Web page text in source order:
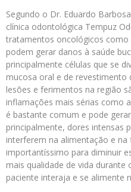
Segundo o Dr. Eduardo
clínica odontológica Tempuz
tratamentos oncológicos
podem gerar danos à saúde
principalmente células que se
mucosa oral e de revestimento
lesões e ferimentos na região
inflamações mais sérias como
é bastante comum e pode
principalmente, dores intensas
interferem na alimentação e
importantíssimo para diminuir
mais qualidade de vida
paciente interaja e se alimente